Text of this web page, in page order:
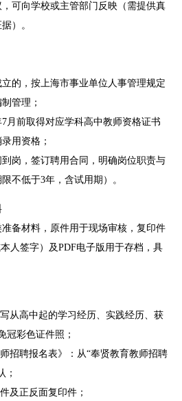
可向学校或主管部门反映（需提供真
）。
，按上海市事业单位人事管理规定
管理；
前取得对应学科高中教师资格证书
用资格；
，签订聘用合同，明确岗位职责与
不低于3年，含试用期）。
材料，原件用于现场审核，复印件
本人签字）及PDF电子版用于存档，具
高中起的学习经历、实践经历、获
冠彩色证件照；
聘报名表》：从“奉贤教育教师招聘
；
正反面复印件；